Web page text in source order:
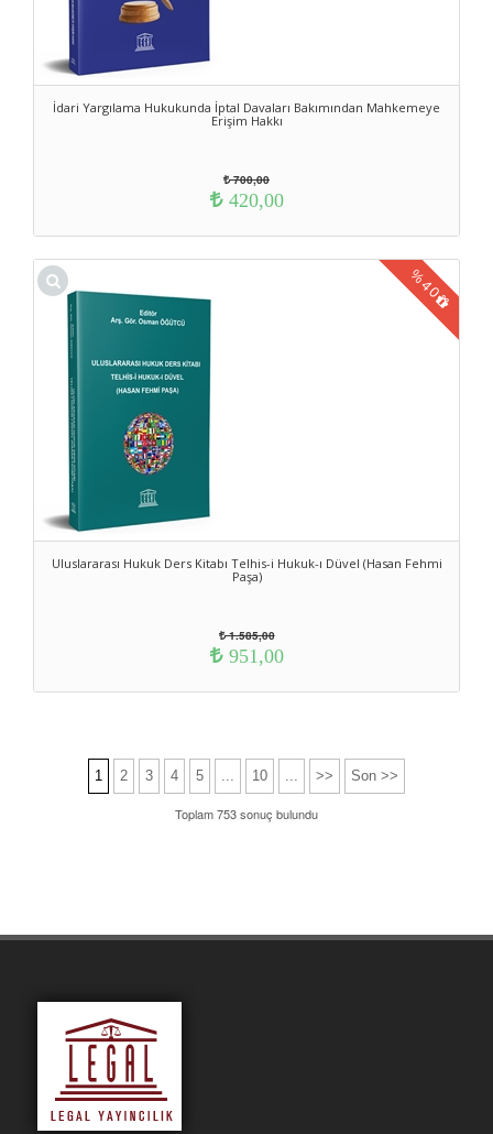
İdari Yargılama Hukukunda İptal Davaları Bakımından Mahkemeye
Erişim Hakkı
700,00
420,00
Uluslararası Hukuk Ders Kitabı Telhis-i Hukuk-ı Düvel (Hasan Fehmi
Paşa)
%40
1.585,00
951,00
1 2 3 4 5 ... 10 ... >> Son >>
Toplam 753 sonuç bulundu